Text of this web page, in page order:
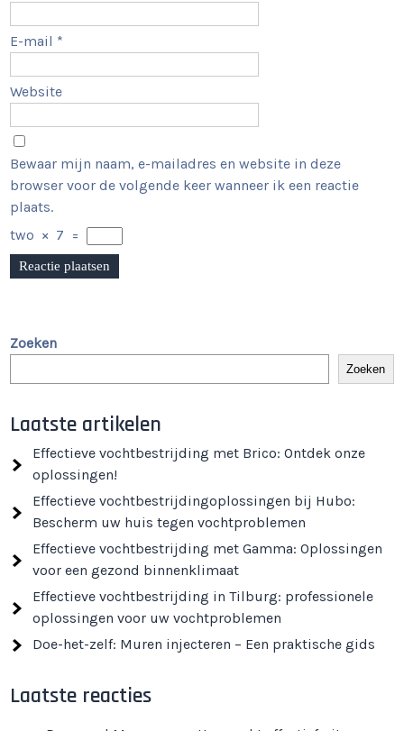
E-mail *
Website
Bewaar mijn naam, e-mailadres en website in deze
browser voor de volgende keer wanneer ik een reactie
plaats.
two × 7 =
Zoeken
Zoeken
Laatste artikelen
Effectieve vochtbestrijding met Brico: Ontdek onze
oplossingen!
Effectieve vochtbestrijdingoplossingen bij Hubo:
Bescherm uw huis tegen vochtproblemen
Effectieve vochtbestrijding met Gamma: Oplossingen
voor een gezond binnenklimaat
Effectieve vochtbestrijding in Tilburg: professionele
oplossingen voor uw vochtproblemen
Doe-het-zelf: Muren injecteren – Een praktische gids
Laatste reacties